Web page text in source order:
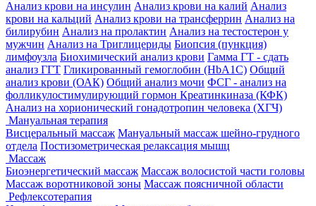
Анализ крови на инсулин Анализ крови на калий Анализ
крови на кальций Анализ крови на трансферрин Анализ на
билирубин Анализ на пролактин Анализ на тестостерон у
мужчин Анализ на Триглицериды Биопсия (пункция)
лимфоузла Биохимический анализ крови Гамма ГТ - сдать
анализ ГГТ Гликированный гемоглобин (HbA1С) Общий
анализ крови (ОАК) Общий анализ мочи ФСГ - анализ на
фолликулостимулирующий гормон Креатинкиназа (КФК)
Анализ на хорионический гонадотропин человека (ХГЧ)
Мануальная терапия
Висцеральный массаж Мануальный массаж шейно-грудного
отдела Постизометрическая релаксация мышц
Массаж
Биоэнергетический массаж Массаж волосистой части головы
Массаж воротниковой зоны Массаж поясничной области
Рефлексотерапия